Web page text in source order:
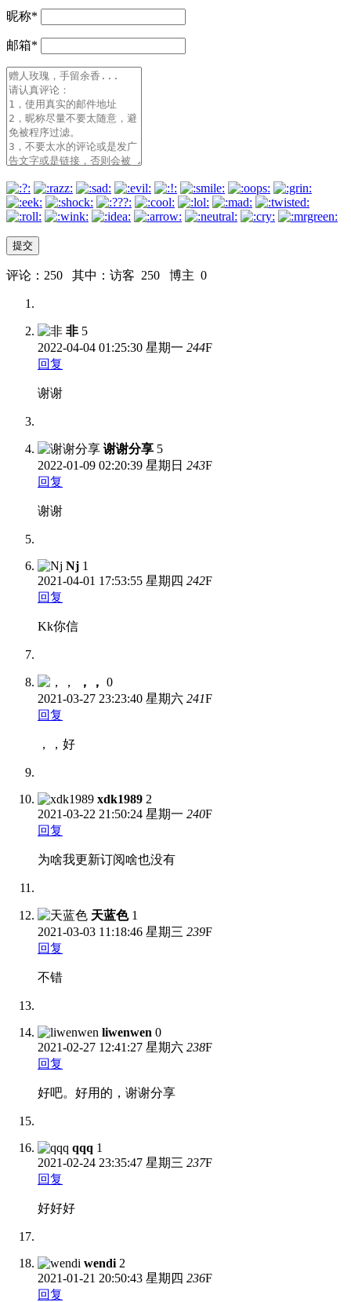
昵称*
邮箱*
评论：250 其中：访客 250 博主 0
非 5
2022-04-04 01:25:30 星期一 244F
回复
谢谢
谢谢分享 5
2022-01-09 02:20:39 星期日 243F
回复
谢谢
Nj 1
2021-04-01 17:53:55 星期四 242F
回复
Kk你信
，， 0
2021-03-27 23:23:40 星期六 241F
回复
，，好
xdk1989 2
2021-03-22 21:50:24 星期一 240F
回复
为啥我更新订阅啥也没有
天蓝色 1
2021-03-03 11:18:46 星期三 239F
回复
不错
liwenwen 0
2021-02-27 12:41:27 星期六 238F
回复
好吧。好用的，谢谢分享
qqq 1
2021-02-24 23:35:47 星期三 237F
回复
好好好
wendi 2
2021-01-21 20:50:43 星期四 236F
回复